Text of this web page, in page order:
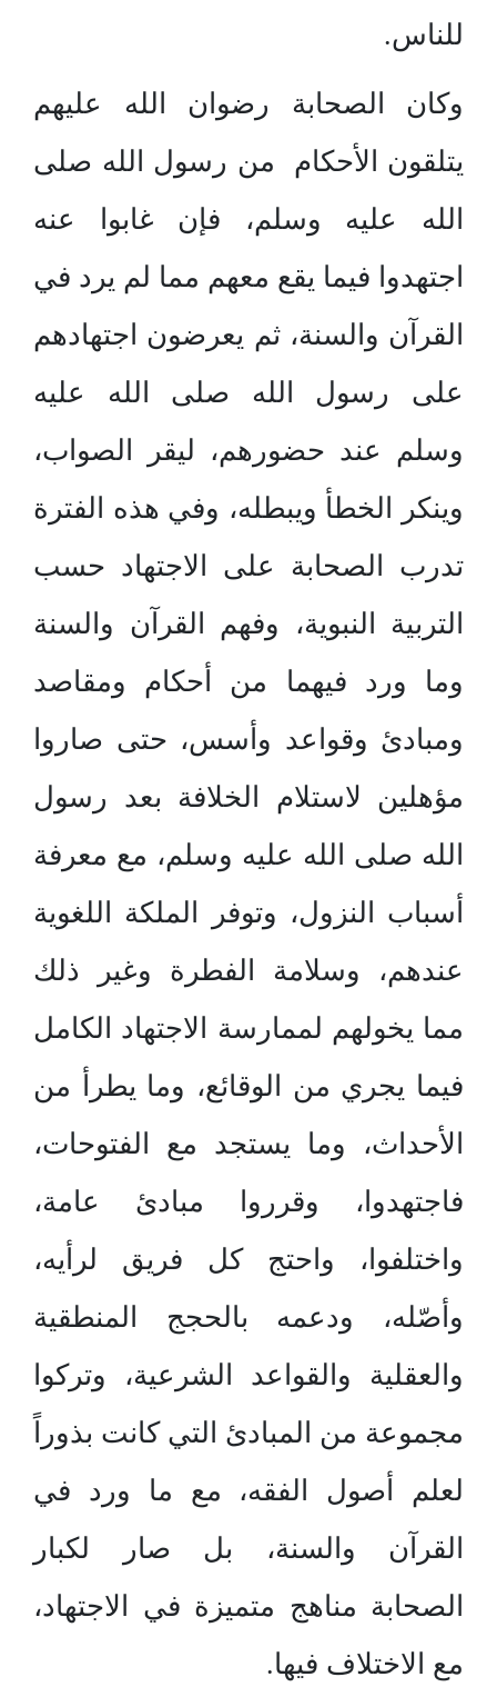
للناس.
وكان الصحابة رضوان الله عليهم
يتلقون الأحكام من رسول الله صلى
الله عليه وسلم، فإن غابوا عنه
اجتهدوا فيما يقع معهم مما لم يرد في
القرآن والسنة، ثم يعرضون اجتهادهم
على رسول الله صلى الله عليه
وسلم عند حضورهم، ليقر الصواب،
وينكر الخطأ ويبطله، وفي هذه الفترة
تدرب الصحابة على الاجتهاد حسب
التربية النبوية، وفهم القرآن والسنة
وما ورد فيهما من أحكام ومقاصد
ومبادئ وقواعد وأسس، حتى صاروا
مؤهلين لاستلام الخلافة بعد رسول
الله صلى الله عليه وسلم، مع معرفة
أسباب النزول، وتوفر الملكة اللغوية
عندهم، وسلامة الفطرة وغير ذلك
مما يخولهم لممارسة الاجتهاد الكامل
فيما يجري من الوقائع، وما يطرأ من
الأحداث، وما يستجد مع الفتوحات،
فاجتهدوا، وقرروا مبادئ عامة،
واختلفوا، واحتج كل فريق لرأيه،
وأصّله، ودعمه بالحجج المنطقية
والعقلية والقواعد الشرعية، وتركوا
مجموعة من المبادئ التي كانت بذوراً
لعلم أصول الفقه، مع ما ورد في
القرآن والسنة، بل صار لكبار
الصحابة مناهج متميزة في الاجتهاد،
مع الاختلاف فيها.